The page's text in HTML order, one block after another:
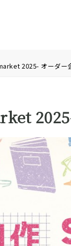
2025- オーダー